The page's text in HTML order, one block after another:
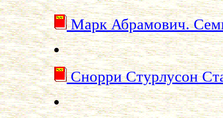
Марк Абрамович.
Снорри Стурлусон